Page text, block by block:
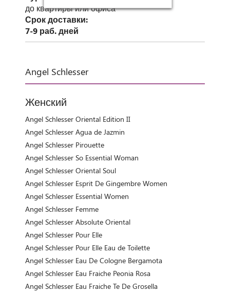
до квартиры или офиса
Срок доставки:
7-9 раб. дней
Angel Schlesser
Женский
Angel Schlesser Oriental Edition II
Angel Schlesser Agua de Jazmin
Angel Schlesser Pirouette
Angel Schlesser So Essential Woman
Angel Schlesser Oriental Soul
Angel Schlesser Esprit De Gingembre Women
Angel Schlesser Essential Women
Angel Schlesser Femme
Angel Schlesser Absolute Oriental
Angel Schlesser Pour Elle
Angel Schlesser Pour Elle Eau de Toilette
Angel Schlesser Eau De Cologne Bergamota
Angel Schlesser Eau Fraiche Peonia Rosa
Angel Schlesser Eau Fraiche Te De Grosella